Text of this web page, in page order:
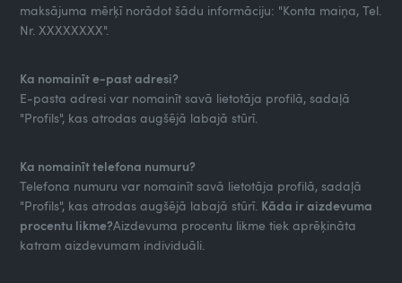
maksājuma mērķī norādot šādu informāciju: "Konta maiņa, Tel.
Nr. XXXXXXXX".
Ka nomainīt e-past adresi?
E-pasta adresi var nomainīt savā lietotāja profilā, sadaļā
"Profils", kas atrodas augšējā labajā stūrī.
Ka nomainīt telefona numuru?
Telefona numuru var nomainīt savā lietotāja profilā, sadaļā
"Profils", kas atrodas augšējā labajā stūrī. Kāda ir aizdevuma
procentu likme?Aizdevuma procentu likme tiek aprēķināta
katram aizdevumam individuāli.